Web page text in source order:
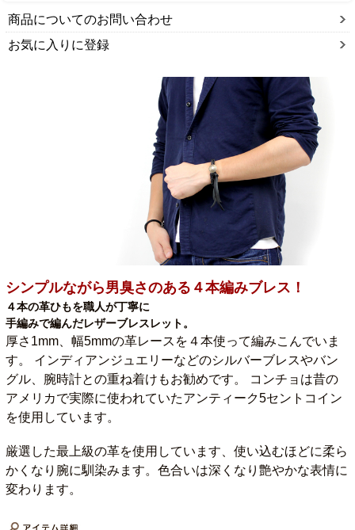
商品についてのお問い合わせ
お気に入りに登録
シンプルながら男臭さのある４本編みブレス！
４本の革ひもを職人が丁寧に
手編みで編んだレザーブレスレット。
厚さ1mm、幅5mmの革レースを４本使って編みこんでいま
す。 インディアンジュエリーなどのシルバーブレスやバン
グル、腕時計との重ね着けもお勧めです。 コンチョは昔の
アメリカで実際に使われていたアンティーク5セントコイン
を使用しています。
厳選した最上級の革を使用しています、使い込むほどに柔ら
かくなり腕に馴染みます。色合いは深くなり艶やかな表情に
変わります。